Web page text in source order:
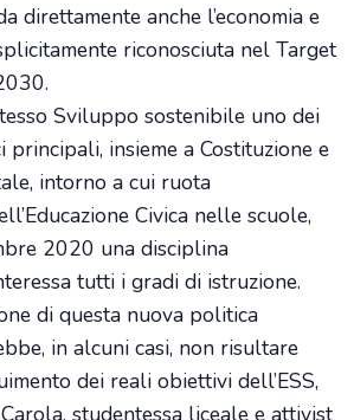
direttamente anche l’economia e
riconosciuta nel Target
Sviluppo sostenibile uno dei
principali, insieme a Costituzione e
intorno a cui ruota
Civica nelle scuole,
2020 una disciplina
tutti i gradi di istruzione.
di questa nuova politica
in alcuni casi, non risultare
dei reali obiettivi dell’ESS,
studentessa liceale e attivist